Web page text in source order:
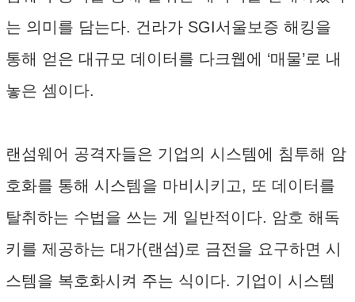
는 의미를 담는다. 건라가 SGI서울보증 해킹을
통해 얻은 대규모 데이터를 다크웹에 ‘매물’로 내
놓은 셈이다.
랜섬웨어 공격자들은 기업의 시스템에 침투해 암
호화를 통해 시스템을 마비시키고, 또 데이터를
탈취하는 수법을 쓰는 게 일반적이다. 암호 해독
키를 제공하는 대가(랜섬)로 금전을 요구하면 시
스템을 복호화시켜 주는 식이다. 기업이 시스템